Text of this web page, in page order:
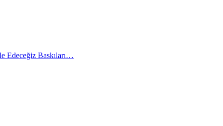
Edeceğiz Baskıları…